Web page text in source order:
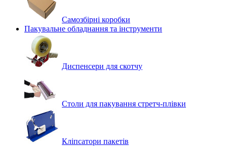
Самозбірні коробки
Пакувальне обладнання та інструменти
Диспенсери для скотчу
Столи для пакування стретч-плівки
Кліпсатори пакетів